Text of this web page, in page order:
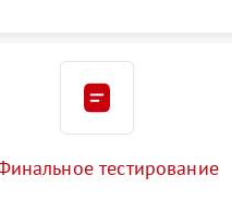
тестирование